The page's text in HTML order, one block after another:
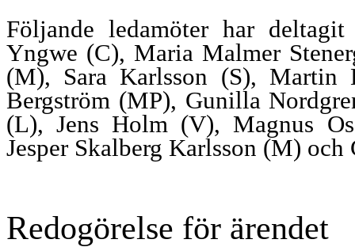
Följande ledamöter har
Yngwe (C), Maria Malmer
(M), Sara Karlsson (S), Martin
Bergström (MP), Gunilla
(L), Jens Holm (V), Magnus
Jesper Skalberg Karlsson (M) och
Redogörelse för ärendet